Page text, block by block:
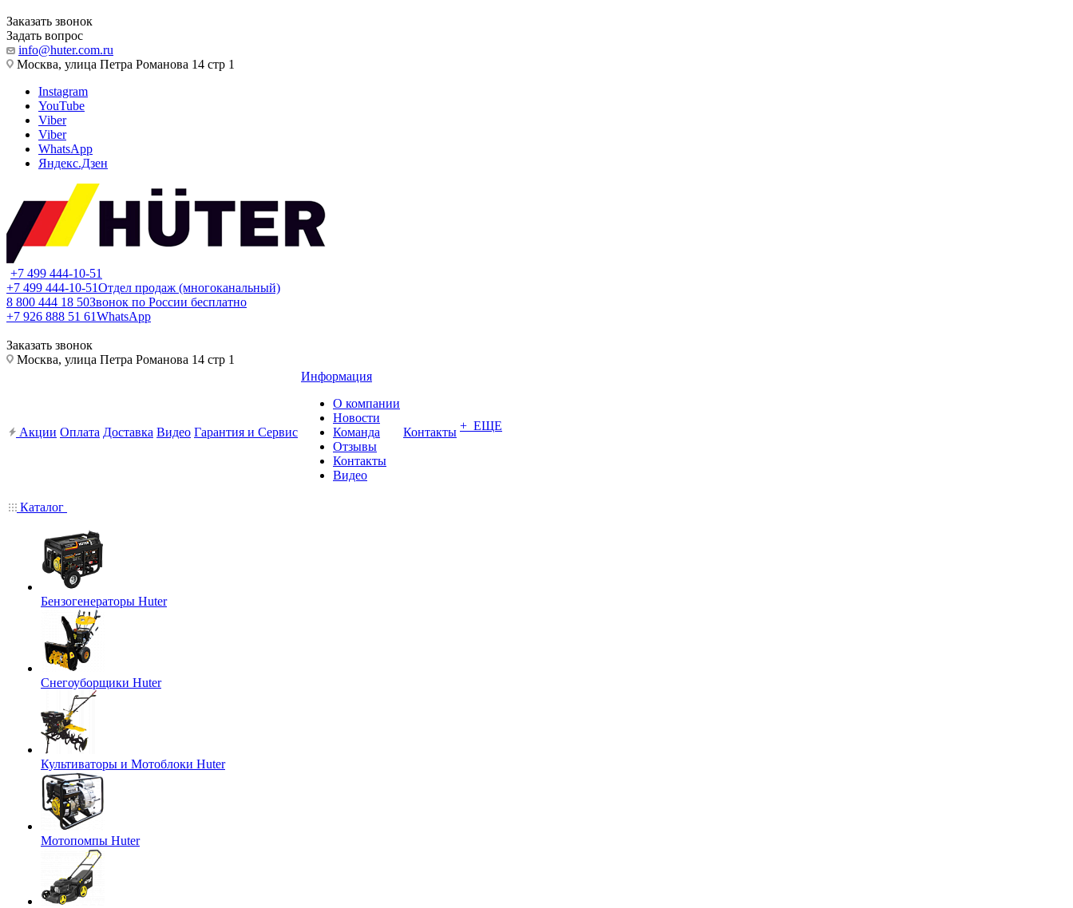
Заказать звонок
Задать вопрос
info@huter.com.ru
Москва, улица Петра Романова 14 стр 1
Instagram
YouTube
Viber
Viber
WhatsApp
Яндекс.Дзен
+7 499 444-10-51
+7 499 444-10-51Отдел продаж (многоканальный)
8 800 444 18 50Звонок по России бесплатно
+7 926 888 51 61WhatsApp
Заказать звонок
Москва, улица Петра Романова 14 стр 1
Акции Оплата Доставка Видео Гарантия и Сервис
Информация
О компании
Новости
Команда
Отзывы
Контакты
Видео
Контакты + ЕЩЕ
Каталог
Бензогенераторы Huter
Снегоуборщики Huter
Культиваторы и Мотоблоки Huter
Мотопомпы Huter